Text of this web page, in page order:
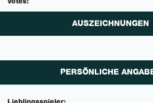
Votes:
AUSZEICHNUNGEN
PERSÖNLICHE